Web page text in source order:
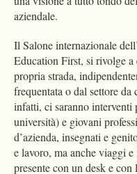
aziendale.
Il Salone internazionale
Education First, si rivolge
propria strada,
frequentata o dal settore
infatti, ci saranno interventi
università) e giovani
d’azienda, insegnati e
e lavoro, ma anche viaggi
presente con un desk e